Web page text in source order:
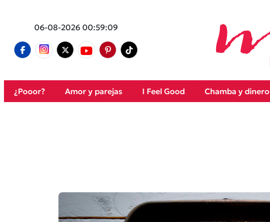
06-08-2026 00:59:09
¿Pooor? Amor y parejas I Feel Good Chamba y dinero